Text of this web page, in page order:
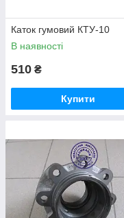
Каток гумовий КТУ-10
В наявності
510 ₴
Купити